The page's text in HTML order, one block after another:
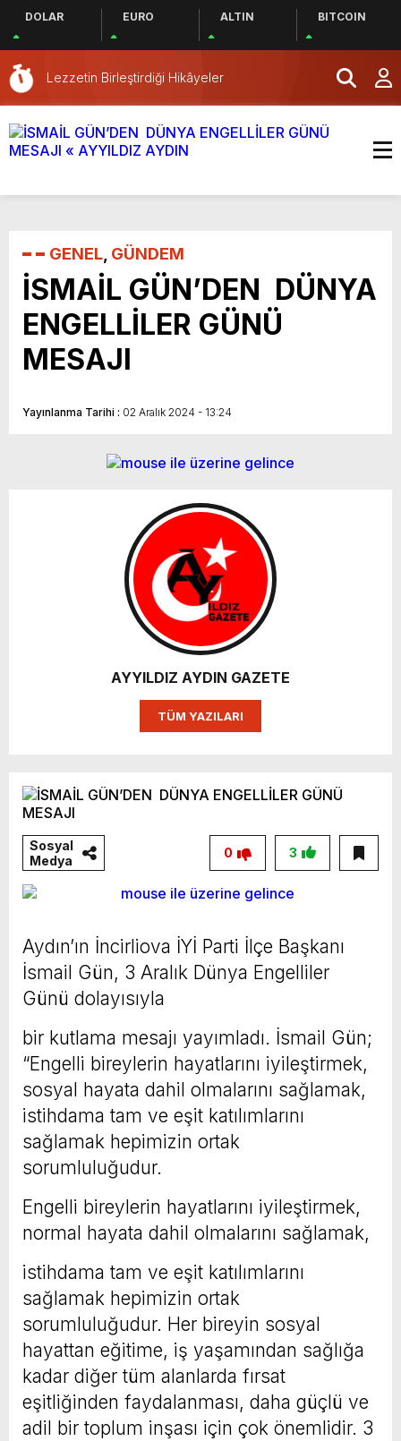
DOLAR EURO ALTIN BITCOIN
Lezzetin Birleştirdiği Hikâyeler
EFSANE
KALİTESİYLE
GENEL GÜNDEM
İSMAİL GÜN’DEN DÜNYA
ENGELLİLER GÜNÜ
MESAJI
Yayınlanma Tarihi : 02 Aralık 2024 - 13:24
AYYILDIZ AYDIN GAZETE
TÜM YAZILARI
Sosyal
Medya
3
0
Aydın’ın İncirliova İYİ Parti İlçe Başkanı
İsmail Gün, 3 Aralık Dünya Engelliler
Günü dolayısıyla
bir kutlama mesajı yayımladı. İsmail Gün;
“Engelli bireylerin hayatlarını iyileştirmek,
sosyal hayata dahil olmalarını sağlamak,
istihdama tam ve eşit katılımlarını
sağlamak hepimizin ortak
sorumluluğudur.
Engelli bireylerin hayatlarını iyileştirmek,
normal hayata dahil olmalarını sağlamak,
istihdama tam ve eşit katılımlarını
sağlamak hepimizin ortak
sorumluluğudur. Her bireyin sosyal
hayattan eğitime, iş yaşamından sağlığa
kadar diğer tüm alanlarda fırsat
eşitliğinden faydalanması, daha güçlü ve
adil bir toplum inşası için çok önemlidir. 3